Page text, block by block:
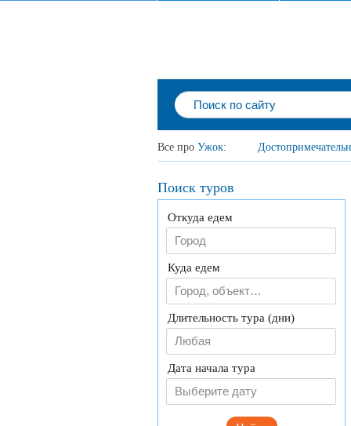
Все про Ужок:
Поиск туров
Откуда едем
Куда едем
Длительность тура (дни)
Любая
Дата начала тура